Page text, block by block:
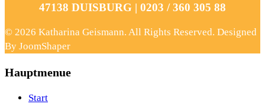
47138 DUISBURG | 0203 / 360 305 88
© 2026 Katharina Geismann. All Rights Reserved. Designed
By JoomShaper
Hauptmenue
Start